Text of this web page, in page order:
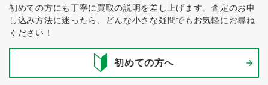
初めての方にも丁寧に買取の説明を差し上げます。査定のお申
し込み方法に迷ったら、どんな小さな疑問でもお気軽にお尋ね
ください！
初めての方へ